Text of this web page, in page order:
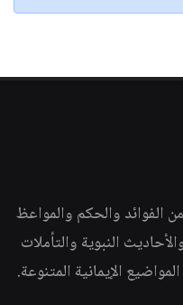
الفوائد والحكم والمواعظ
النبوية والتأملات
الإيمانية المتنوعة.